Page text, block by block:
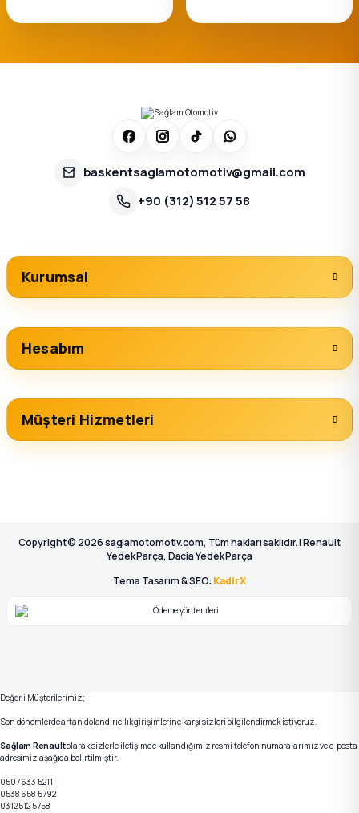
baskentsaglamotomotiv@gmail.com
+90 (312) 512 57 58
Kurumsal
Hesabım
Müşteri Hizmetleri
Copyright © 2026 saglamotomotiv.com, Tüm hakları saklıdır. | Renault
Yedek Parça, Dacia Yedek Parça
Tema Tasarım & SEO: KadirX
Değerli Müşterilerimiz;
Son dönemlerde artan dolandırıcılık girişimlerine karşı sizleri bilgilendirmek istiyoruz.
Sağlam Renaultolarak sizlerle iletişimde kullandığımız resmi telefon numaralarımız ve e-posta
adresimiz aşağıda belirtilmiştir.
0507 633 5211
0538 658 5792
0312 512 5758